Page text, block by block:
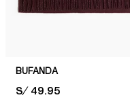
BUFANDA
PRICE:
S/ 49.95